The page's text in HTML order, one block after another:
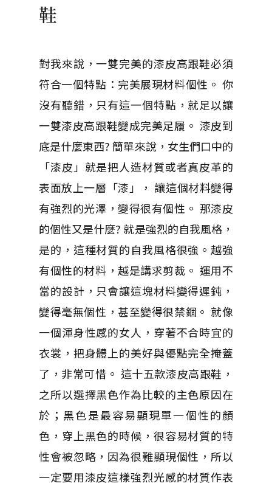
鞋
對我來說，一雙完美的漆皮高跟鞋必須
符合一個特點：完美展現材料個性。 你
沒有聽錯，只有這一個特點，就足以讓
一雙漆皮高跟鞋變成完美足履。 漆皮到
底是什麼東西? 簡單來說，女生們口中的
「漆皮」就是把人造材質或者真皮革的
表面放上一層「漆」， 讓這個材料變得
有強烈的光澤，變得很有個性。 那漆皮
的個性又是什麼? 就是強烈的自我風格，
是的，這種材質的自我風格很強。越強
有個性的材料，越是講求剪裁。 運用不
當的設計，只會讓這塊材料變得遲鈍，
變得毫無個性，甚至變得很禁錮。 就像
一個渾身性感的女人，穿著不合時宜的
衣裳，把身體上的美好與優點完全掩蓋
了，非常可惜。 這十五款漆皮高跟鞋，
之所以選擇黑色作為比較的主色原因在
於；黑色是最容易顯現單一個性的顏
色，穿上黑色的時候，很容易材質的特
性會被忽略，因為很難顯現個性，所以
一定要用漆皮這樣強烈光感的材質作表